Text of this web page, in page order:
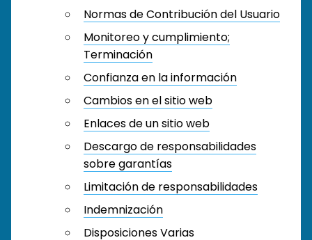
Normas de Contribución del Usuario
Monitoreo y cumplimiento;
Terminación
Confianza en la información
Cambios en el sitio web
Enlaces de un sitio web
Descargo de responsabilidades
sobre garantías
Limitación de responsabilidades
Indemnización
Disposiciones Varias